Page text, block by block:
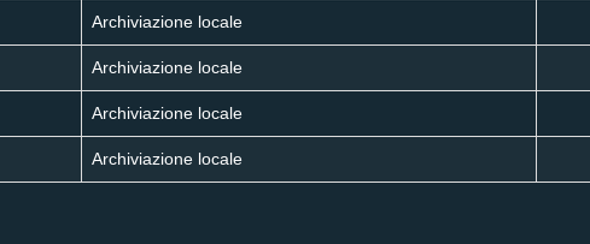
Archiviazione locale
Archiviazione locale
Archiviazione locale
Archiviazione locale